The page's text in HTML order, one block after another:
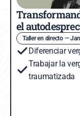
Taller en directo —
el
Diferenciar
Trabajar la
traumatizada